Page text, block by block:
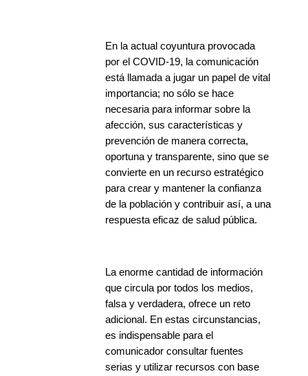
En la actual coyuntura provocada
por el COVID-19, la comunicación
está llamada a jugar un papel de vital
importancia; no sólo se hace
necesaria para informar sobre la
afección, sus características y
prevención de manera correcta,
oportuna y transparente, sino que se
convierte en un recurso estratégico
para crear y mantener la confianza
de la población y contribuir así, a una
respuesta eficaz de salud pública.
La enorme cantidad de información
que circula por todos los medios,
falsa y verdadera, ofrece un reto
adicional. En estas circunstancias,
es indispensable para el
comunicador consultar fuentes
serias y utilizar recursos con base